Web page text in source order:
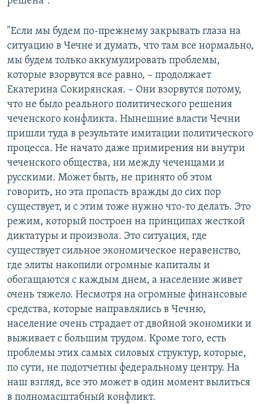
"Если мы будем по-прежнему закрывать глаза на
ситуацию в Чечне и думать, что там все нормально,
мы будем только аккумулировать проблемы,
которые взорвутся все равно, – продолжает
Екатерина Сокирянская. – Они взорвутся потому,
что не было реального политического решения
чеченского конфликта. Нынешние власти Чечни
пришли туда в результате имитации политического
процесса. Не начато даже примирения ни внутри
чеченского общества, ни между чеченцами и
русскими. Может быть, не принято об этом
говорить, но эта пропасть вражды до сих пор
существует, и с этим тоже нужно что-то делать. Это
режим, который построен на принципах жесткой
диктатуры и произвола. Это ситуация, где
существует сильное экономическое неравенство,
где элиты накопили огромные капиталы и
обогащаются с каждым днем, а население живет
очень тяжело. Несмотря на огромные финансовые
средства, которые направлялись в Чечню,
население очень страдает от двойной экономики и
выживает с большим трудом. Кроме того, есть
проблемы этих самых силовых структур, которые,
по сути, не подотчетны федеральному центру. На
наш взгляд, все это может в один момент вылиться
в полномасштабный конфликт.